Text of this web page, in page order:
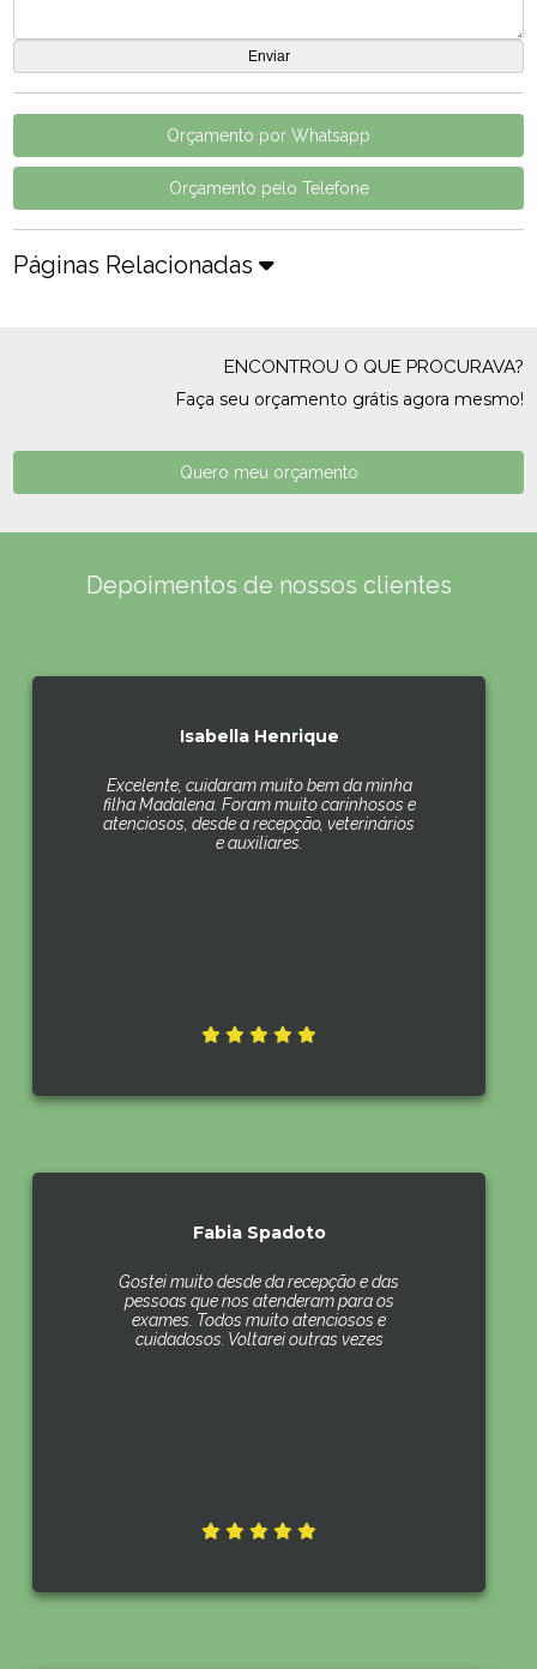
Orçamento por Whatsapp
Orçamento pelo Telefone
Páginas Relacionadas
ENCONTROU O QUE PROCURAVA?
Faça seu orçamento grátis agora mesmo!
Quero meu orçamento
Depoimentos de nossos clientes
Isabella Henrique
Excelente, cuidaram muito bem da minha
filha Madalena. Foram muito carinhosos e
atenciosos, desde a recepção, veterinários
e auxiliares.
Fabia Spadoto
Gostei muito desde da recepção e das
pessoas que nos atenderam para os
exames. Todos muito atenciosos e
cuidadosos. Voltarei outras vezes